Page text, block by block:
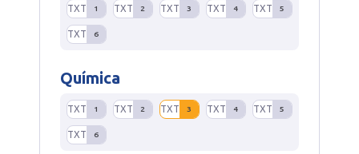
TXT 1 TXT 2 TXT 3 TXT 4 TXT 5
TXT 6
Química
TXT 1 TXT 2 TXT 3 TXT 4 TXT 5
TXT 6